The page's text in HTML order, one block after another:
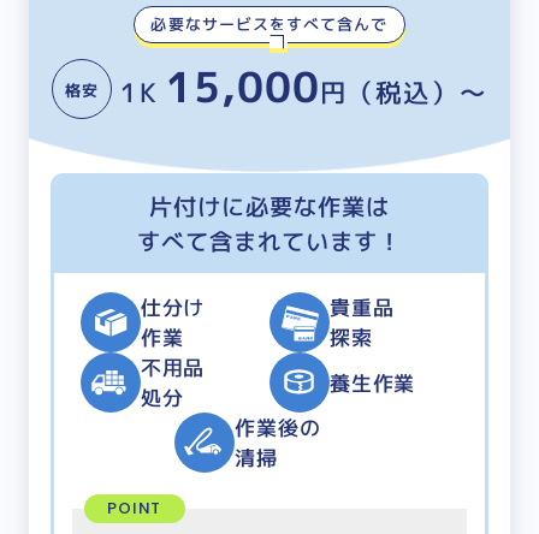
必要なサービスをすべて含んで
格安 1K 15,000円（税込）～
片付けに必要な作業は
すべて含まれています！
仕分け
作業
貴重品
探索
不用品
処分
養生作業
作業後の
清掃
POINT